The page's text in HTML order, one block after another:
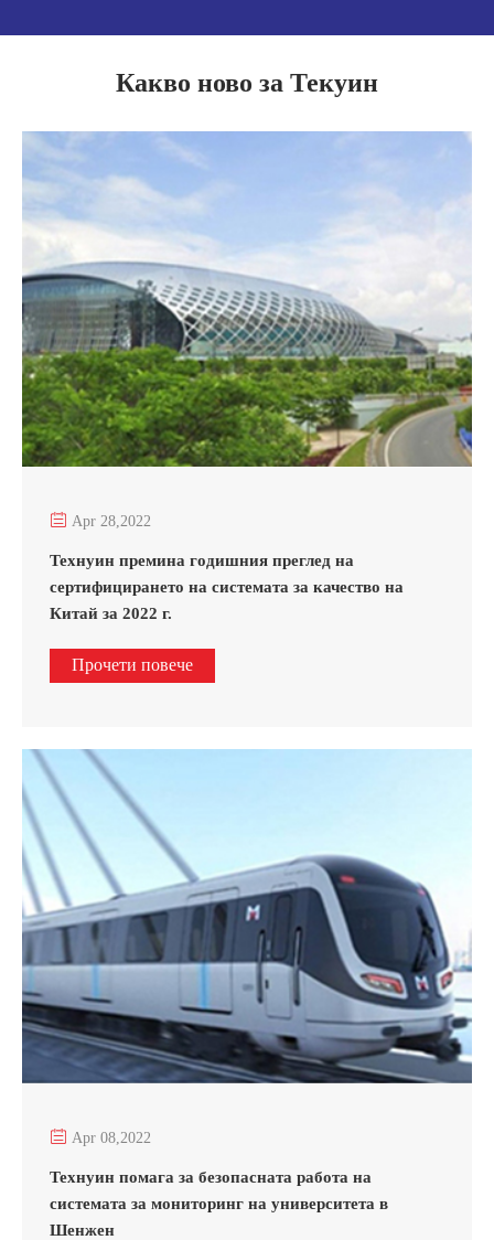
Какво ново за Текуин
 Apr 28,2022
Технуин премина годишния преглед на
сертифицирането на системата за качество на
Китай за 2022 г.
Прочети повече
 Apr 08,2022
Технуин помага за безопасната работа на
системата за мониторинг на университета в
Шенжен